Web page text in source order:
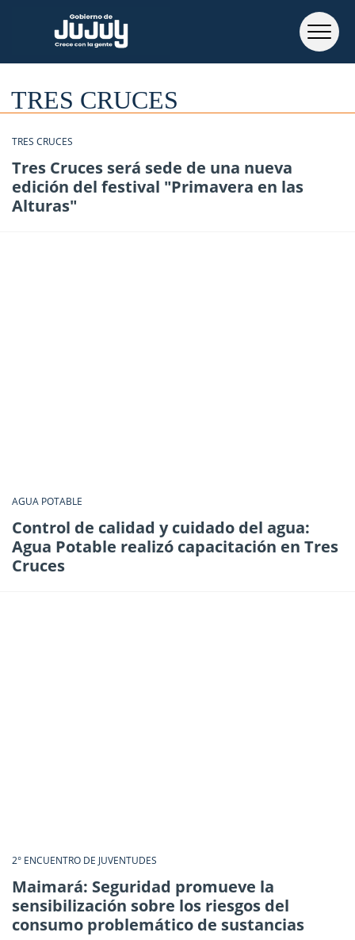
TRES CRUCES
TRES CRUCES
Tres Cruces será sede de una nueva
edición del festival "Primavera en las
Alturas"
AGUA POTABLE
Control de calidad y cuidado del agua:
Agua Potable realizó capacitación en Tres
Cruces
2° ENCUENTRO DE JUVENTUDES
Maimará: Seguridad promueve la
sensibilización sobre los riesgos del
consumo problemático de sustancias